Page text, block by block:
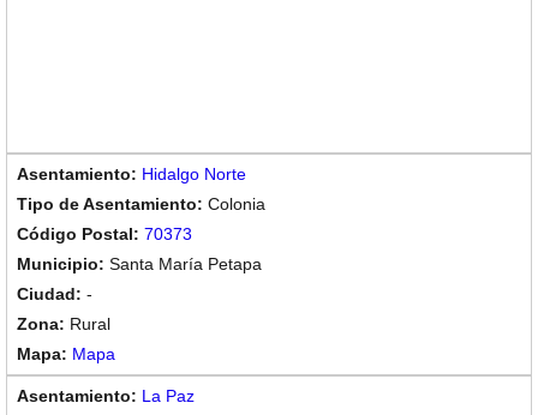
Hidalgo Norte
Colonia
70373
Santa María Petapa
-
Rural
Mapa
La Paz